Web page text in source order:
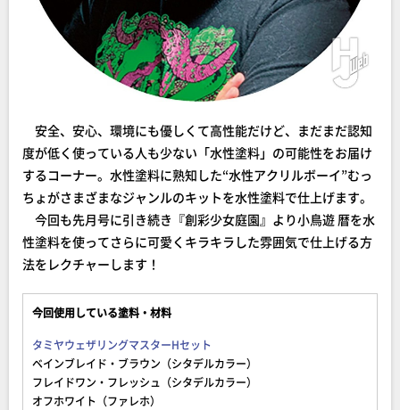
安全、安心、環境にも優しくて高性能だけど、まだまだ認知
度が低く使っている人も少ない「水性塗料」の可能性をお届け
するコーナー。水性塗料に熟知した“水性アクリルボーイ”むっ
ちょがさまざまなジャンルのキットを水性塗料で仕上げます。
今回も先月号に引き続き『創彩少女庭園』より小鳥遊 暦を水
性塗料を使ってさらに可愛くキラキラした雰囲気で仕上げる方
法をレクチャーします！
今回使用している塗料・材料
タミヤウェザリングマスターHセット
ベインブレイド・ブラウン（シタデルカラー）
フレイドワン・フレッシュ（シタデルカラー）
オフホワイト（ファレホ）